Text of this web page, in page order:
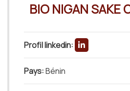
BIO NIGAN
Profil linkedin:
Pays:Bénin